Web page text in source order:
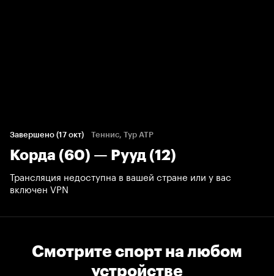
Завершено (17 окт) Теннис, Тур ATP
Корда (60) — Рууд (12)
Трансляция недоступна в вашей стране или у вас
включен VPN
Смотрите спорт на любом
устройстве